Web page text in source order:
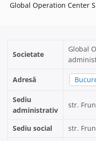
Global Operation Center
Societate
Global
Adresă
Sediu
administrativ
str.
Sediu social
str.